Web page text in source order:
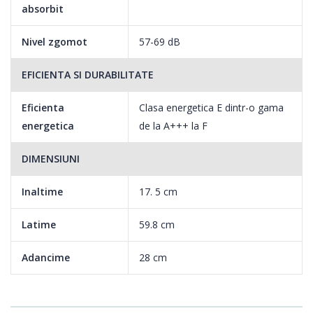
Filtru metalic anti grasime lavabil
Cheltuielile de intretinere ale hotei sunt reduse datorita filtrelor
Aceste filter colecteaza particulele generate in timpul gatitului
mentinand bucataria curata.
absorbit
Nivel zgomot 57-69 dB
EFICIENTA SI DURABILITATE
Eficienta
energetica
Clasa energetica E dintr-o gama
de la A+++ la F
DIMENSIUNI
Inaltime 17. 5 cm
Latime 59.8 cm
Adancime 28 cm